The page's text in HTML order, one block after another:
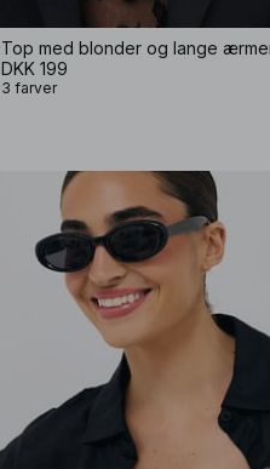
Top med blonder og lange
DKK 199
3 farver